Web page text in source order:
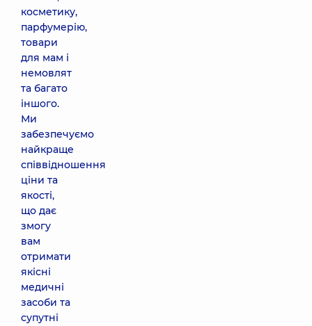
косметику,
парфумерію,
товари
для мам і
немовлят
та багато
іншого.
Ми
забезпечуємо
найкраще
співвідношення
ціни та
якості,
що дає
змогу
вам
отримати
якісні
медичні
засоби та
супутні